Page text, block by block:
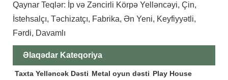
Qaynar Teqlər: İp və Zəncirli Körpə Yelləncəyi, Çin,
İstehsalçı, Təchizatçı, Fabrika, Ən Yeni, Keyfiyyətli,
Fərdi, Davamlı
Əlaqədar Kateqoriya
Taxta Yelləncək Dəsti Metal oyun dəsti Play House